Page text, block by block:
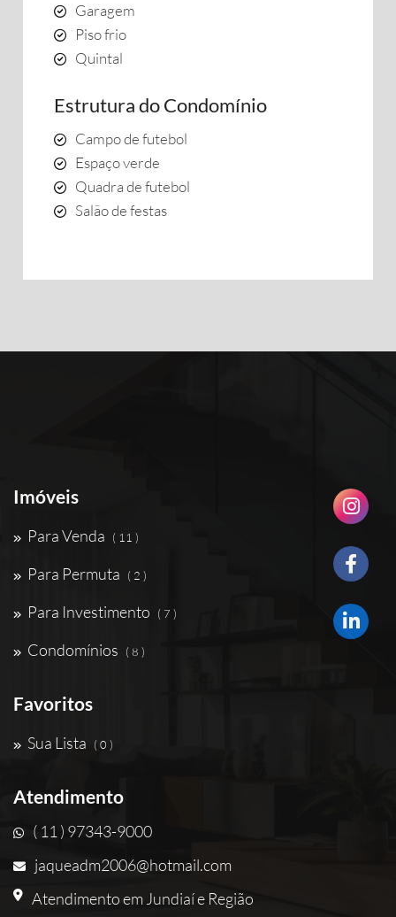
Garagem
Piso frio
Quintal
Estrutura do Condomínio
Campo de futebol
Espaço verde
Quadra de futebol
Salão de festas
Imóveis
Para Venda ( 11 )
Para Permuta ( 2 )
Para Investimento ( 7 )
Condomínios ( 8 )
Favoritos
Sua Lista ( 0 )
Atendimento
( 11 ) 97343-9000
jaqueadm2006@hotmail.com
Atendimento em Jundiaí e Região